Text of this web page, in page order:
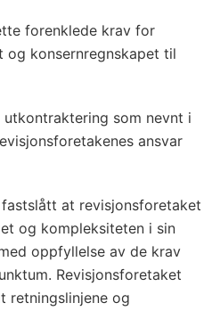
forenklede krav for
og konsernregnskapet til
som nevnt i
ansvar
at revisjonsforetaket
og kompleksiteten i sin
oppfyllelse av de krav
Revisjonsforetaket
retningslinjene og